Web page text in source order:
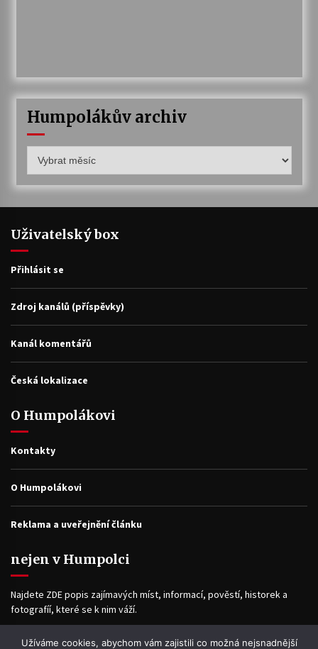
Humpolákův archiv
archiv
Uživatelský box
Přihlásit se
Zdroj kanálů (příspěvky)
Kanál komentářů
Česká lokalizace
O Humpolákovi
Kontakty
O Humpolákovi
Reklama a uveřejnění článku
nejen v Humpolci
Najdete ZDE popis zajímavých míst, informací, pověstí, historek a
fotografíí, které se k nim váží.
Užíváme cookies, abychom vám zajistili co možná nejsnadnější